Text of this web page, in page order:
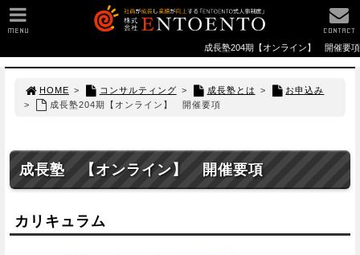
成長塾204期【オンライン】 開催要項
HOME > コンサルティング > 成長塾とは >
お申込み
>
成長塾204期【オンライン】 開催要項
成長塾 【オンライン】 開催要項
カリキュラム
MENU CONTACT